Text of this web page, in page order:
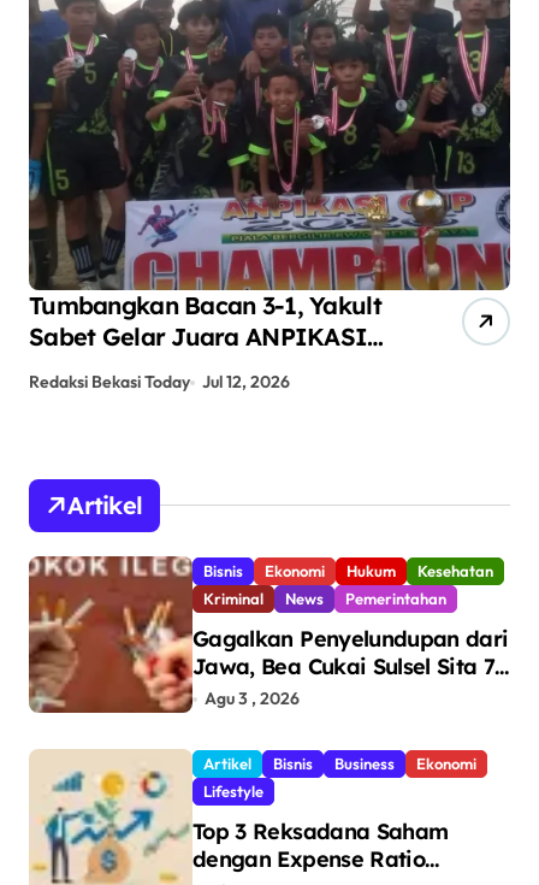
Tumbangkan Bacan 3-1, Yakult
Sabet Gelar Juara ANPIKASI
CUP 2026
Redaksi Bekasi Today Jul 12, 2026
Artikel
Bisnis Ekonomi Hukum
Kesehatan
Kriminal
News Pemerintahan
Gagalkan Penyelundupan dari
Jawa, Bea Cukai Sulsel Sita 7,8
Juta Batang Rokok Ilegal
Makassar
Agu 3 , 2026
Artikel Bisnis Business
Ekonomi
Lifestyle
Top 3 Reksadana Saham
dengan Expense Ratio